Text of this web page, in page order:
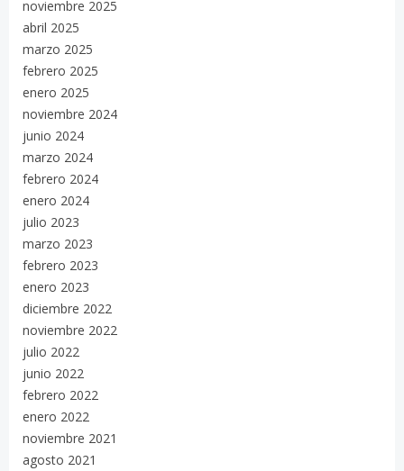
noviembre 2025
abril 2025
marzo 2025
febrero 2025
enero 2025
noviembre 2024
junio 2024
marzo 2024
febrero 2024
enero 2024
julio 2023
marzo 2023
febrero 2023
enero 2023
diciembre 2022
noviembre 2022
julio 2022
junio 2022
febrero 2022
enero 2022
noviembre 2021
agosto 2021